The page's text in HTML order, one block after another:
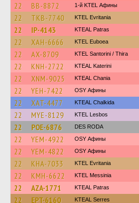
22 BB-8872 1-й KTEL Афины
22 TKB-7740 ΚΤΕL Evritania
22 IP-4143 KTEAL Patras
22 XAH-6666 ΚΤΕL Euboea
22 AX-8709 KTEL Santorini / Thira
22 KNH-2722 KTEAL Katerini
22 XNM-9025 KTEAL Chania
22 YEH-7422 OSY Афины
22 XAT-4477 KTEAL Chalkida
22 MYE-8129 KTEL Lesbos
22 POE-6876 DES RODA
22 YEM-4922 OSY Афины
22 YEM-4822 OSY Афины
22 KHA-7033 ΚΤΕL Evritania
22 KMH-6622 KTEL Messinia
22 AZA-1771 KTEAL Patras
22 EPT-6160 KTEAL Serres